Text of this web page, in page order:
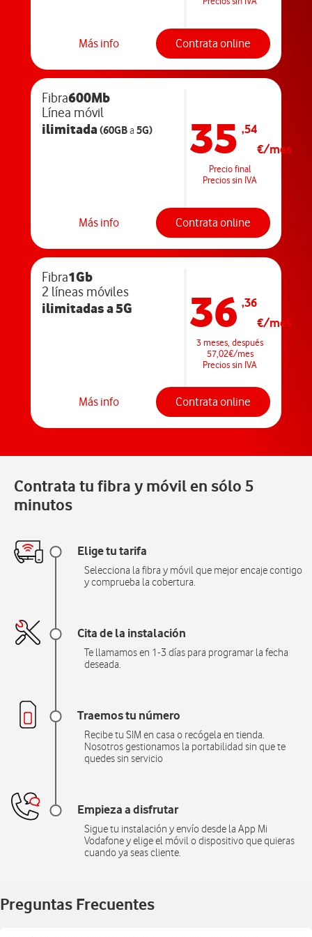
Más info Contrata online
Fibra600Mb
Línea móvil
ilimitada (60GBa 5G) 35 ,54
€/mes
Precio final
Precios sin IVA
Más info Contrata online
Fibra1Gb
2 líneas móviles
ilimitadasa 5G 36 ,36
€/mes
3 meses, después
57,02€/mes
Precios sin IVA
Más info Contrata online
Contrata tu fibra y móvil en sólo 5
minutos
Elige tu tarifa
Selecciona la fibra y móvil que mejor encaje contigo
y comprueba la cobertura.
Cita de la instalación
Te llamamos en 1-3 días para programar la fecha
deseada.
Traemos tu número
Recibe tu SIM en casa o recógela en tienda.
Nosotros gestionamos la portabilidad sin que te
quedes sin servicio
Empieza a disfrutar
Sigue tu instalación y envío desde la App Mi
Vodafone y elige el móvil o dispositivo que quieras
cuando ya seas cliente.
Preguntas Frecuentes